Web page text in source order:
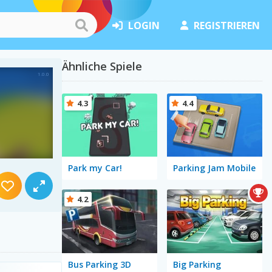
LOGIN REGISTRIEREN
Ähnliche Spiele
Park my Car!
4.3
Parking Jam Mobile
4.4
Bus Parking 3D
4.2
Big Parking